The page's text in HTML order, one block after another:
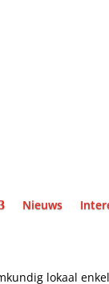
Nieuws
lokaal